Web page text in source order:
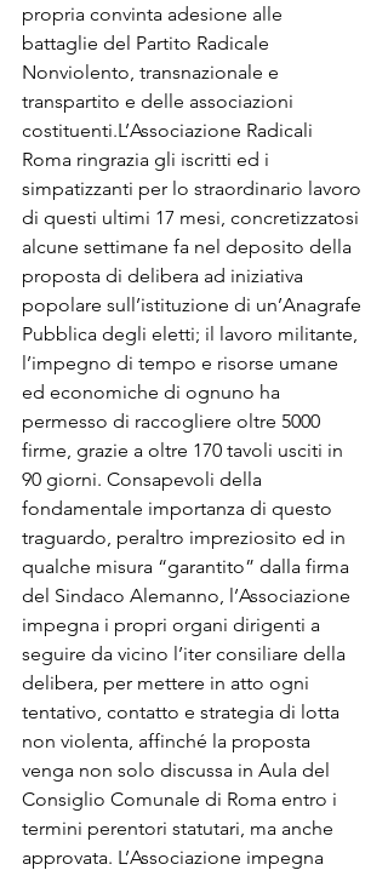
propria convinta adesione alle
battaglie del Partito Radicale
Nonviolento, transnazionale e
transpartito e delle associazioni
costituenti.L’Associazione Radicali
Roma ringrazia gli iscritti ed i
simpatizzanti per lo straordinario lavoro
di questi ultimi 17 mesi, concretizzatosi
alcune settimane fa nel deposito della
proposta di delibera ad iniziativa
popolare sull’istituzione di un’Anagrafe
Pubblica degli eletti; il lavoro militante,
l’impegno di tempo e risorse umane
ed economiche di ognuno ha
permesso di raccogliere oltre 5000
firme, grazie a oltre 170 tavoli usciti in
90 giorni. Consapevoli della
fondamentale importanza di questo
traguardo, peraltro impreziosito ed in
qualche misura “garantito” dalla firma
del Sindaco Alemanno, l’Associazione
impegna i propri organi dirigenti a
seguire da vicino l’iter consiliare della
delibera, per mettere in atto ogni
tentativo, contatto e strategia di lotta
non violenta, affinché la proposta
venga non solo discussa in Aula del
Consiglio Comunale di Roma entro i
termini perentori statutari, ma anche
approvata. L’Associazione impegna